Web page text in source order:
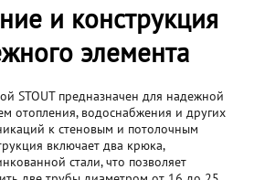
и конструкция
элемента
STOUT предназначен для надежной
отопления, водоснабжения и других
к стеновым и потолочным
включает два крюка,
стали, что позволяет